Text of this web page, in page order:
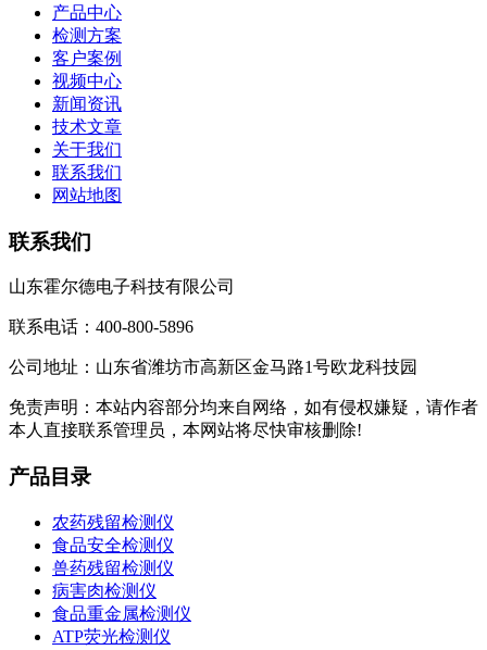
产品中心
检测方案
客户案例
视频中心
新闻资讯
技术文章
关于我们
联系我们
网站地图
联系我们
山东霍尔德电子科技有限公司
联系电话：400-800-5896
公司地址：山东省潍坊市高新区金马路1号欧龙科技园
免责声明：本站内容部分均来自网络，如有侵权嫌疑，请作者
本人直接联系管理员，本网站将尽快审核删除!
产品目录
农药残留检测仪
食品安全检测仪
兽药残留检测仪
病害肉检测仪
食品重金属检测仪
ATP荧光检测仪